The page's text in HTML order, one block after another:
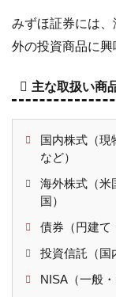
みずほ証券には
外の投資商品に興
主な取扱い商
国内株式（現
など）
海外株式（米
国）
債券（円建て
投資信託（国
NISA（一般